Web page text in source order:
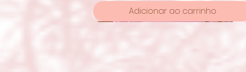
Adicionar ao carrinho